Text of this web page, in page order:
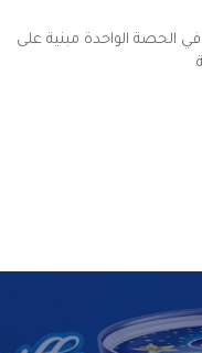
الحصة الواحدة مبنية على